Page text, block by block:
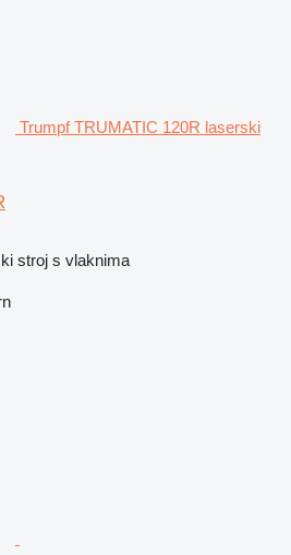
Trumpf TRUMATIC 120R laserski
stroj s vlaknima